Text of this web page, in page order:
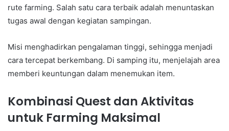
rute farming. Salah satu cara terbaik adalah menuntaskan
tugas awal dengan kegiatan sampingan.
Misi menghadirkan pengalaman tinggi, sehingga menjadi
cara tercepat berkembang. Di samping itu, menjelajah area
memberi keuntungan dalam menemukan item.
Kombinasi Quest dan Aktivitas
untuk Farming Maksimal